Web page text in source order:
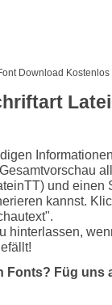
und einen
kannst.
hinterlassen,
Fonts? Füg uns